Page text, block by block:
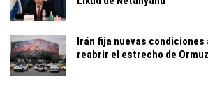
Irán fija nuevas condiciones
reabrir el estrecho de Ormuz